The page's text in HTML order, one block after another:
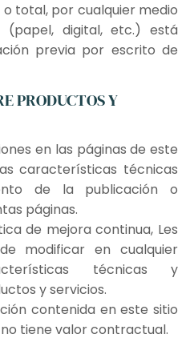
total, por cualquier medio
digital, etc.) está
previa por escrito de
PRODUCTOS Y
en las páginas de este
características técnicas
de la publicación o
páginas.
de mejora continua, Les
modificar en cualquier
técnicas y
y servicios.
contenida en este sitio
tiene valor contractual.